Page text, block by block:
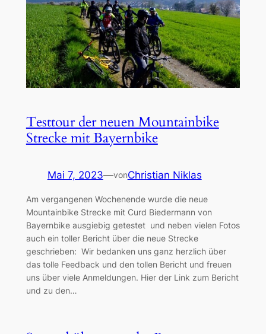
Testtour der neuen Mountainbike
Strecke mit Bayernbike
Mai 7, 2023—vonChristian Niklas
Am vergangenen Wochenende wurde die neue
Mountainbike Strecke mit Curd Biedermann von
Bayernbike ausgiebig getestet und neben vielen Fotos
auch ein toller Bericht über die neue Strecke
geschrieben: Wir bedanken uns ganz herzlich über
das tolle Feedback und den tollen Bericht und freuen
uns über viele Anmeldungen. Hier der Link zum Bericht
und zu den…